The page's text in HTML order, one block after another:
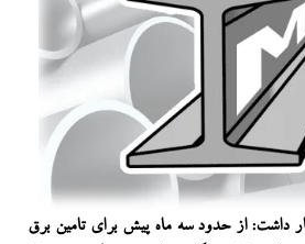
داشت: از حدود سه ماه پیش برای تامین برق